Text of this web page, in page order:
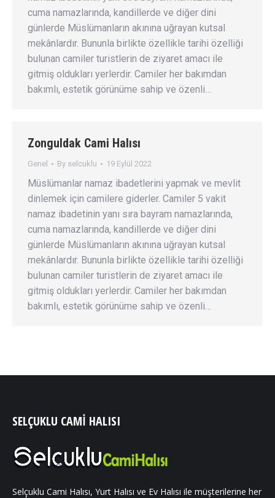
cuma namazlarında, kandillerde ve diğer dini
günlerde Müslümanların akınına uğrayan kutsal
mekânlardır. Bununla birlikte özellikle tarihi özelliği
bulunan camiler turistlerin de ziyaret amacı ile
gitmiş oldukları yerlerdir. Camiler her bakımdan
bakımlı, estetik görünüme sahip ve özenli…
Zonguldak Cami Halısı
Genel By selcuklu 19 Eylül 2022
Müslümanlar namaz ibadetlerini yapmak ve mevlit
dinlemek için camilere giderler. Camiler 5 vakit
namaz ibadetinin yanı sıra bayram namazlarında,
cuma namazlarında, kandillerde ve diğer dini
günlerde Müslümanların akınına uğrayan kutsal
mekânlardır. Bununla birlikte özellikle tarihi özelliği
bulunan camiler turistlerin de ziyaret amacı ile
gitmiş oldukları yerlerdir. Camiler her bakımdan
bakımlı, estetik görünüme sahip ve özenli…
SELÇUKLU CAMI HALISI
Selçuklu Cami Halısı, Yurt Halısı ve Ev Halısı ile müşterilerine her